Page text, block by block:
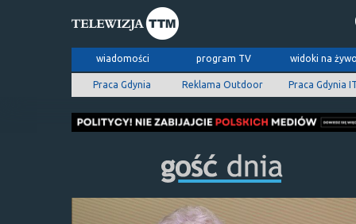
wiadomości program TV widoki na
Praca Gdynia Reklama Outdoor Praca Gdynia